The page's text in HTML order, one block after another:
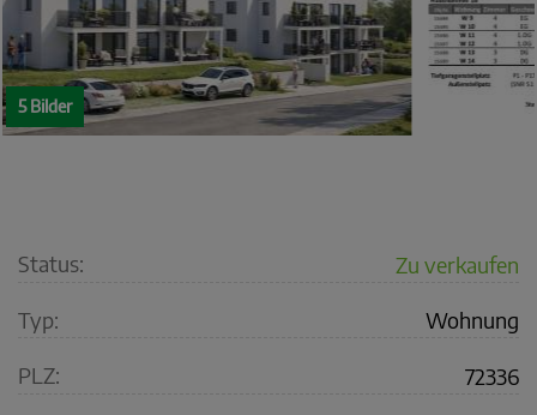
5 Bilder
Status: Zu verkaufen
Typ: Wohnung
PLZ: 72336